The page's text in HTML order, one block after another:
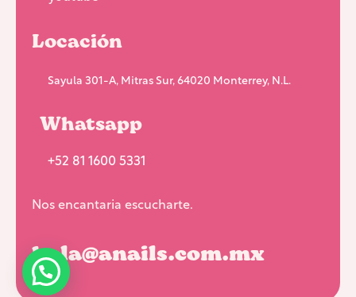
Locación
Sayula 301-A, Mitras Sur, 64020 Monterrey, N.L.
Whatsapp
+52 81 1600 5331
Nos encantaria escucharte.
hola@anails.com.mx